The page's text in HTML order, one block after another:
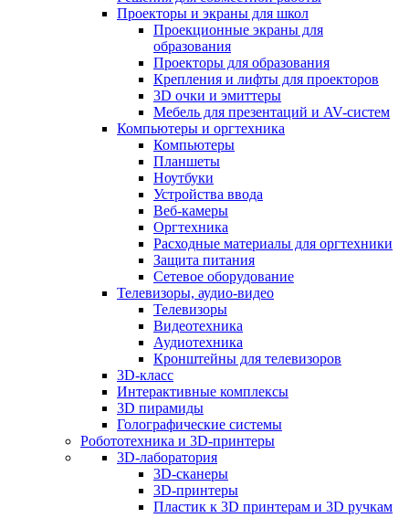
Проекторы и экраны для школ
Проекционные экраны для
образования
Проекторы для образования
Крепления и лифты для проекторов
3D очки и эмиттеры
Мебель для презентаций и AV-систем
Компьютеры и оргтехника
Компьютеры
Планшеты
Ноутбуки
Устройства ввода
Веб-камеры
Оргтехника
Расходные материалы для оргтехники
Защита питания
Сетевое оборудование
Телевизоры, аудио-видео
Телевизоры
Видеотехника
Аудиотехника
Кронштейны для телевизоров
3D-класс
Интерактивные комплексы
3D пирамиды
Голографические системы
Робототехника и 3D-принтеры
3D-лаборатория
3D-сканеры
3D-принтеры
Пластик к 3D принтерам и 3D ручкам